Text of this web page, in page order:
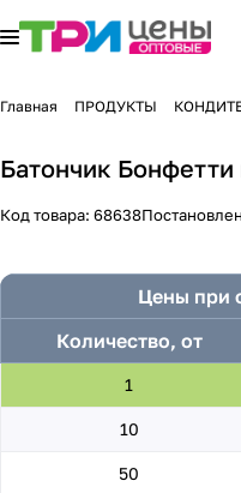
Главная ПРОДУКТЫ
Батончик Бонфетти
Код товара: 68638
Цены при
Количество, от
1
10
50